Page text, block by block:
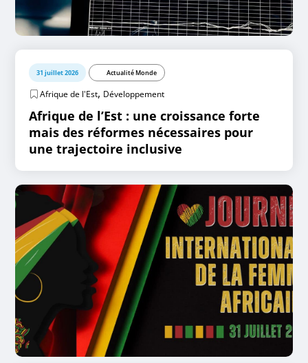
31 juillet 2026 Actualité Monde
Afrique de l'Est, Développement
Afrique de l’Est : une croissance forte
mais des réformes nécessaires pour
une trajectoire inclusive